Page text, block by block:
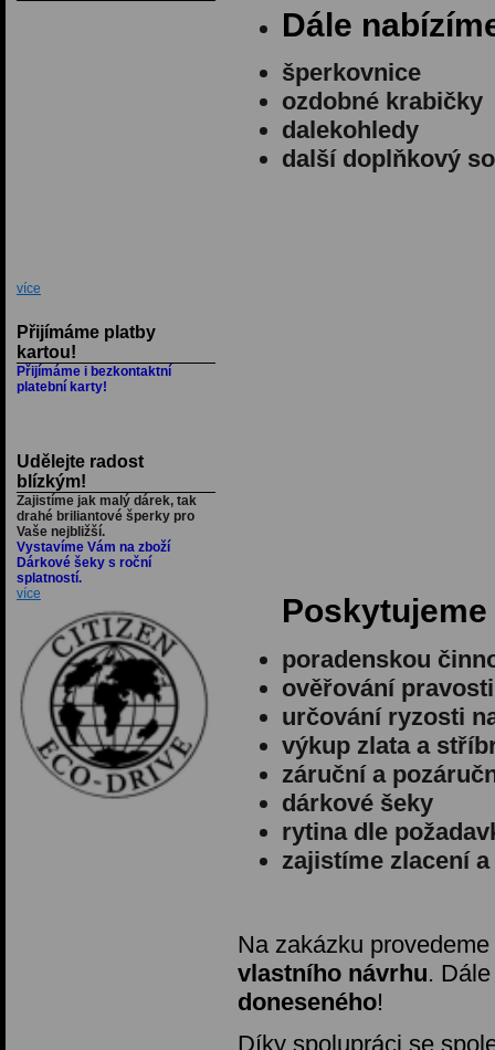
více
Přijímáme platby
kartou!
Přijímáme i bezkontaktní
platební karty!
Udělejte radost
blízkým!
Zajistíme jak malý dárek, tak
drahé briliantové šperky pro
Vaše nejbližší.
Vystavíme Vám na zboží
Dárkové šeky s roční
splatností.
více
Dále
šperkovnice
ozdobné krabičky
dalekohledy
další doplňkový
Poskytujeme
poradenskou
ověřování
určování ryzosti
výkup zlata a
záruční a
dárkové šeky
rytina dle
zajistíme zlacení
Na zakázku provedeme
vlastního návrhu.
doneseného!
Díky spolupráci se